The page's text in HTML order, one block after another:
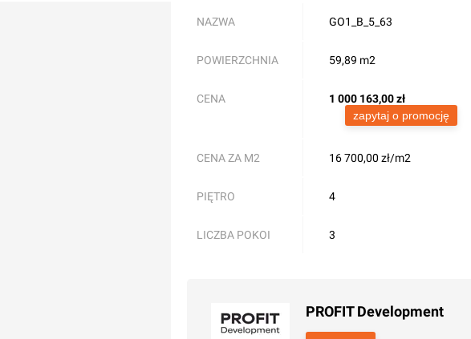
NAZWA GO1_B_5_63
POWIERZCHNIA 59,89 m2
CENA 1 000 163,00zł
zapytaj o promocję
CENA ZA M2 16 700,00 zł/m2
PIĘTRO 4
LICZBA POKOI 3
PROFIT Development